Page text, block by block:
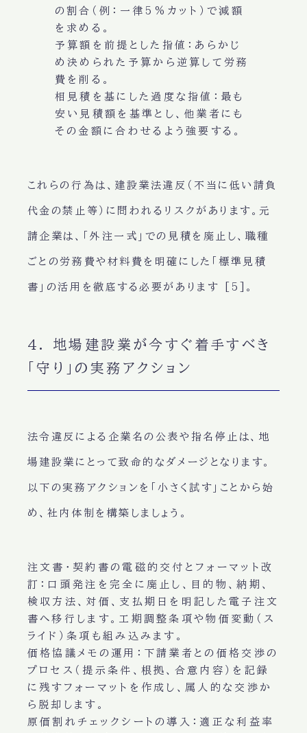
の割合（例：一律5%カット）で減額
を求める。
予算額を前提とした指値 ：あらかじ
め決められた予算から逆算して労務
費を削る。
相見積を基にした過度な指値 ：最も
安い見積額を基準とし、他業者にも
その金額に合わせるよう強要する。
これらの行為は、建設業法違反（不当に低い請負
代金の禁止等）に問われるリスクがあります。元
請企業は、「外注一式」での見積を廃止し、職種
ごとの労務費や材料費を明確にした「標準見積
書」の活用を徹底する必要があります [5]。
4. 地場建設業が今すぐ着手すべき
「守り」の実務アクション
法令違反による企業名の公表や指名停止は、地
場建設業にとって致命的なダメージとなります。
以下の実務アクションを「小さく試す」ことから始
め、社内体制を構築しましょう。
注文書・契約書の電磁的交付とフォーマット改
訂 ：口頭発注を完全に廃止し、目的物、納期、
検収方法、対価、支払期日を明記した電子注文
書へ移行します。工期調整条項や物価変動（ス
ライド）条項も組み込みます。
価格協議メモの運用
：下請業者との価格交渉の
プロセス（提示条件、根拠、合意内容）を記録
に残すフォーマットを作成し、属人的な交渉か
ら脱却します。
原価割れチェックシートの導入 ：適正な利益率